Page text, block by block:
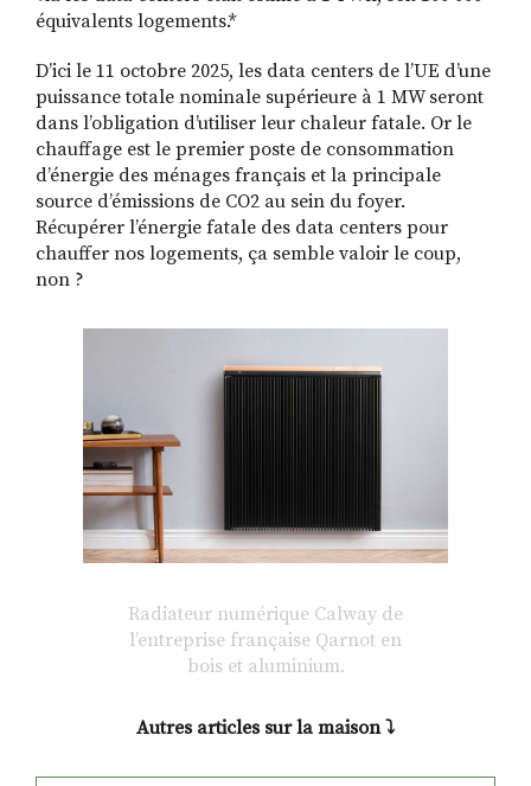
équivalents logements.*
D’ici le 11 octobre 2025, les data centers de l’UE d’une
puissance totale nominale supérieure à 1 MW seront
dans l’obligation d’utiliser leur chaleur fatale. Or le
chauffage est le premier poste de consommation
d’énergie des ménages français et la principale
source d’émissions de CO2 au sein du foyer.
Récupérer l’énergie fatale des data centers pour
chauffer nos logements, ça semble valoir le coup,
non ?
Radiateur numérique Calway de
l’entreprise française Qarnot en
bois et aluminium.
Autres articles sur la maison ⤵️